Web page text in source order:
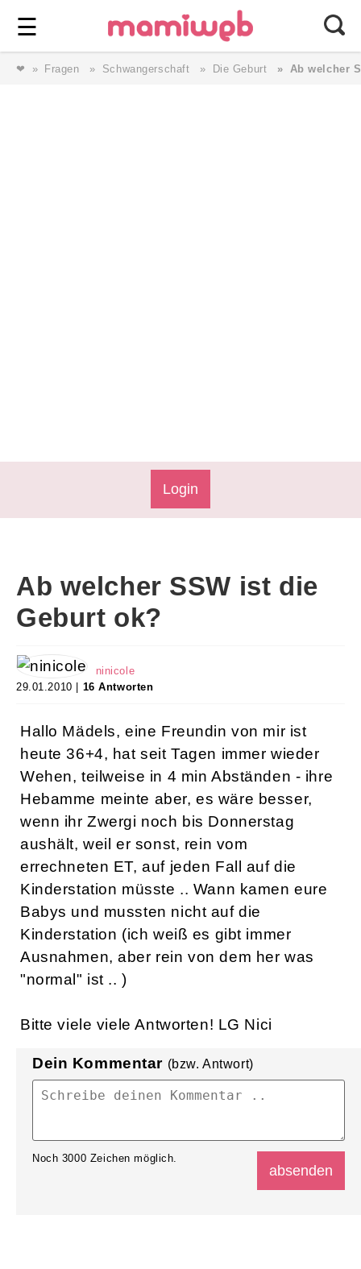
☰ ⎯ Wir lieben Familie ⎯
❤ Fragen Schwangerschaft Die Geburt Ab welcher
Login
Ab welcher SSW ist die
Geburt ok?
ninicole
29.01.2010 | 16 Antworten
Hallo Mädels, eine Freundin von mir ist
heute 36+4, hat seit Tagen immer wieder
Wehen, teilweise in 4 min Abständen - ihre
Hebamme meinte aber, es wäre besser,
wenn ihr Zwergi noch bis Donnerstag
aushält, weil er sonst, rein vom
errechneten ET, auf jeden Fall auf die
Kinderstation müsste .. Wann kamen eure
Babys und mussten nicht auf die
Kinderstation (ich weiß es gibt immer
Ausnahmen, aber rein von dem her was
"normal" ist .. )
Bitte viele viele Antworten! LG Nici
Dein Kommentar (bzw. Antwort)
Noch 3000 Zeichen möglich.